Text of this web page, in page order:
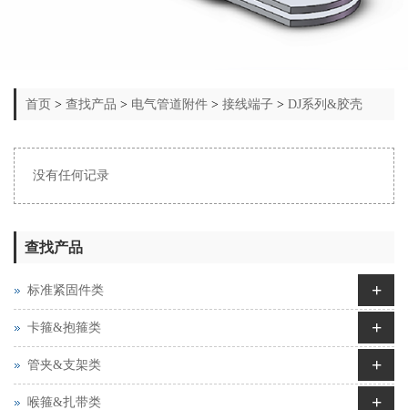
首页 > 查找产品 > 电气管道附件 > 接线端子 > DJ系列&胶壳
没有任何记录
查找产品
标准紧固件类 +
卡箍&抱箍类 +
管夹&支架类 +
喉箍&扎带类 +